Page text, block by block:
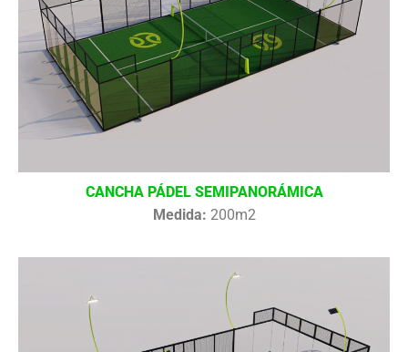
CANCHA PÁDEL SEMIPANORÁMICA
Medida: 200m2